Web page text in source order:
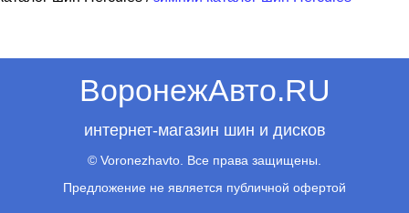
ВоронежАвто.RU
интернет-магазин шин и дисков
© Voronezhavto. Все права защищены.
Предложение не является публичной офертой